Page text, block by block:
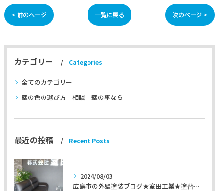
< 前のページ 一覧に戻る 次のページ >
カテゴリー Categories
全てのカテゴリー
壁の色の選び方 相談 壁の事なら
最近の投稿 Recent Posts
2024/08/03
広島市の外壁塗装ブログ★室田工業★塗替えマスターズ★外壁リフォーム